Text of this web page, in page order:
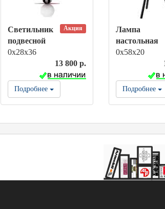
Акция
Светильник
подвесной
0х28х36
13 800 р.
Подробнее
Лампа
настольная
0х58х20
Подробнее